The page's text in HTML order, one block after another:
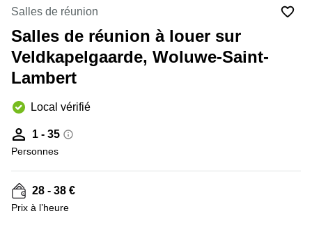
la
Neuve
Wallonie
Centre
d'affaires
Anvers
Centre
d'affaires
Centre
Ville de
Bruxelles
Coworking
Ixelles
Coworking
Salles de réunion
Salles de réunion à louer sur
Veldkapelgaarde, Woluwe-Saint-
Lambert
Local vérifié
1 - 35
Personnes
28 - 38 €
Prix à l’heure